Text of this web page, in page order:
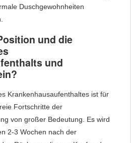
Duschgewohnheiten
und die
und
Krankenhausaufenthaltes ist für
Fortschritte der
von großer Bedeutung. Es wird
2-3 Wochen nach der